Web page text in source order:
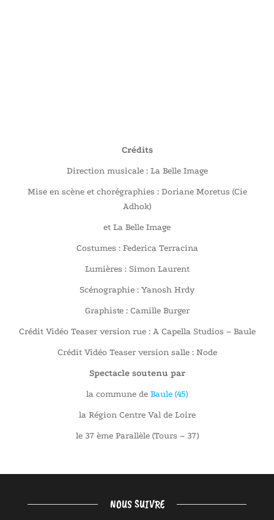
Crédits
Direction musicale : La Belle Image
Mise en scène et chorégraphies : Doriane Moretus (Cie
Adhok)
et La Belle Image
Costumes : Federica Terracina
Lumières : Simon Laurent
Scénographie : Yanosh Hrdy
Graphiste : Camille Burger
Crédit Vidéo Teaser version rue : A Capella Studios – Baule
Crédit Vidéo Teaser version salle : Node
Spectacle soutenu par
la commune de Baule (45)
la Région Centre Val de Loire
le 37 ème Parallèle (Tours – 37)
NOUS SUIVRE